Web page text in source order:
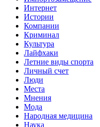
Интернет
Истории
Компании
Криминал
Культура
Лайфхаки
Летние виды спорта
Личный счет
Люди
Места
Мнения
Мода
Народная медицина
Наука